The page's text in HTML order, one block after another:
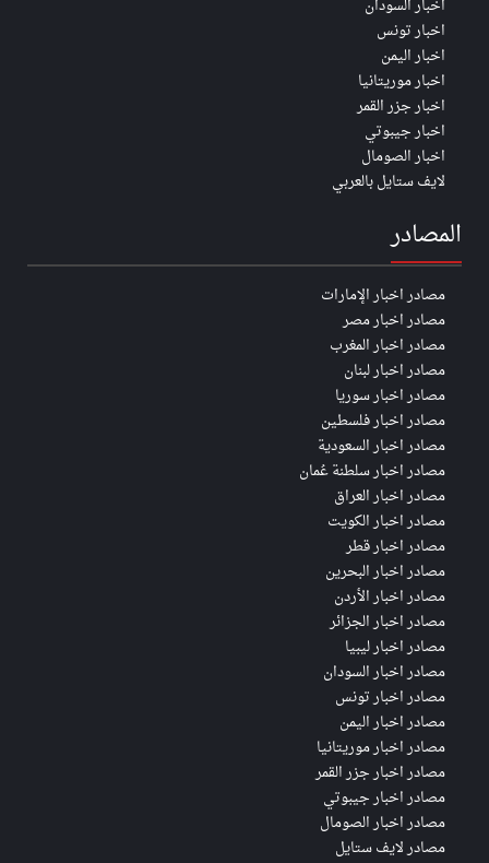
اخبار السودان
اخبار تونس
اخبار اليمن
اخبار موريتانيا
اخبار جزر القمر
اخبار جيبوتي
اخبار الصومال
لايف ستايل بالعربي
المصادر
مصادر اخبار الإمارات
مصادر اخبار مصر
مصادر اخبار المغرب
مصادر اخبار لبنان
مصادر اخبار سوريا
مصادر اخبار فلسطين
مصادر اخبار السعودية
مصادر اخبار سلطنة عُمان
مصادر اخبار العراق
مصادر اخبار الكويت
مصادر اخبار قطر
مصادر اخبار البحرين
مصادر اخبار الأردن
مصادر اخبار الجزائر
مصادر اخبار ليبيا
مصادر اخبار السودان
مصادر اخبار تونس
مصادر اخبار اليمن
مصادر اخبار موريتانيا
مصادر اخبار جزر القمر
مصادر اخبار جيبوتي
مصادر اخبار الصومال
مصادر لايف ستايل